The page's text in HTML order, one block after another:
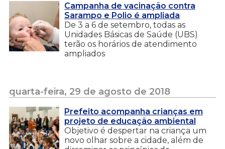
Campanha de vacinação contra
Sarampo e Polio é ampliada
De 3 a 6 de setembro, todas as
Unidades Básicas de Saúde (UBS)
terão os horários de atendimento
ampliados
quarta-feira, 29 de agosto de 2018
Prefeito acompanha crianças em
projeto de educação ambiental
Objetivo é despertar na criança um
novo olhar sobre a cidade, além de